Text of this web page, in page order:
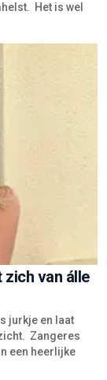
Het is wel
zich van álle
jurkje en laat
Zangeres
een heerlijke